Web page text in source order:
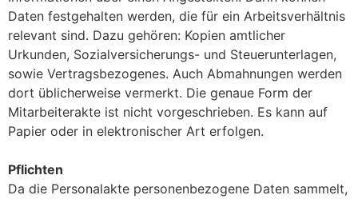
Daten festgehalten werden, die für ein Arbeitsverhältnis
relevant sind. Dazu gehören: Kopien amtlicher
Urkunden, Sozialversicherungs- und Steuerunterlagen,
sowie Vertragsbezogenes. Auch Abmahnungen werden
dort üblicherweise vermerkt. Die genaue Form der
Mitarbeiterakte ist nicht vorgeschrieben. Es kann auf
Papier oder in elektronischer Art erfolgen.
Pflichten
Da die Personalakte personenbezogene Daten sammelt,